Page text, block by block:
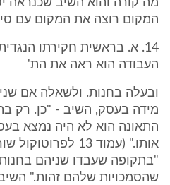
מה קורה והוא השיב שכנראה
המקום רוצה את המקום עם
14. א. בראשית חקירתו
העבודה הוא ראה את הת'
ובעלה בחנות. ולשאלה אם
מידה בעסק, השיב - "כן. רק
התאונה הוא לא היה נמצא
"בתקופה שעבדו שניהם
שהסמכויות שלהם זהות."